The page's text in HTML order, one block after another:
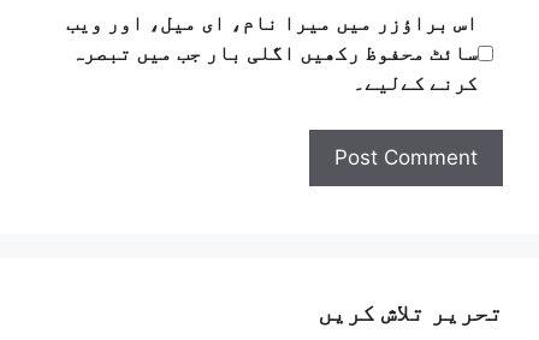
اس براؤزر میں میرا نام، ای میل، اور ویب
سائٹ محفوظ رکھیں اگلی بار جب میں تبصرہ
کرنے کےلیے۔
تحریر تلاش کریں